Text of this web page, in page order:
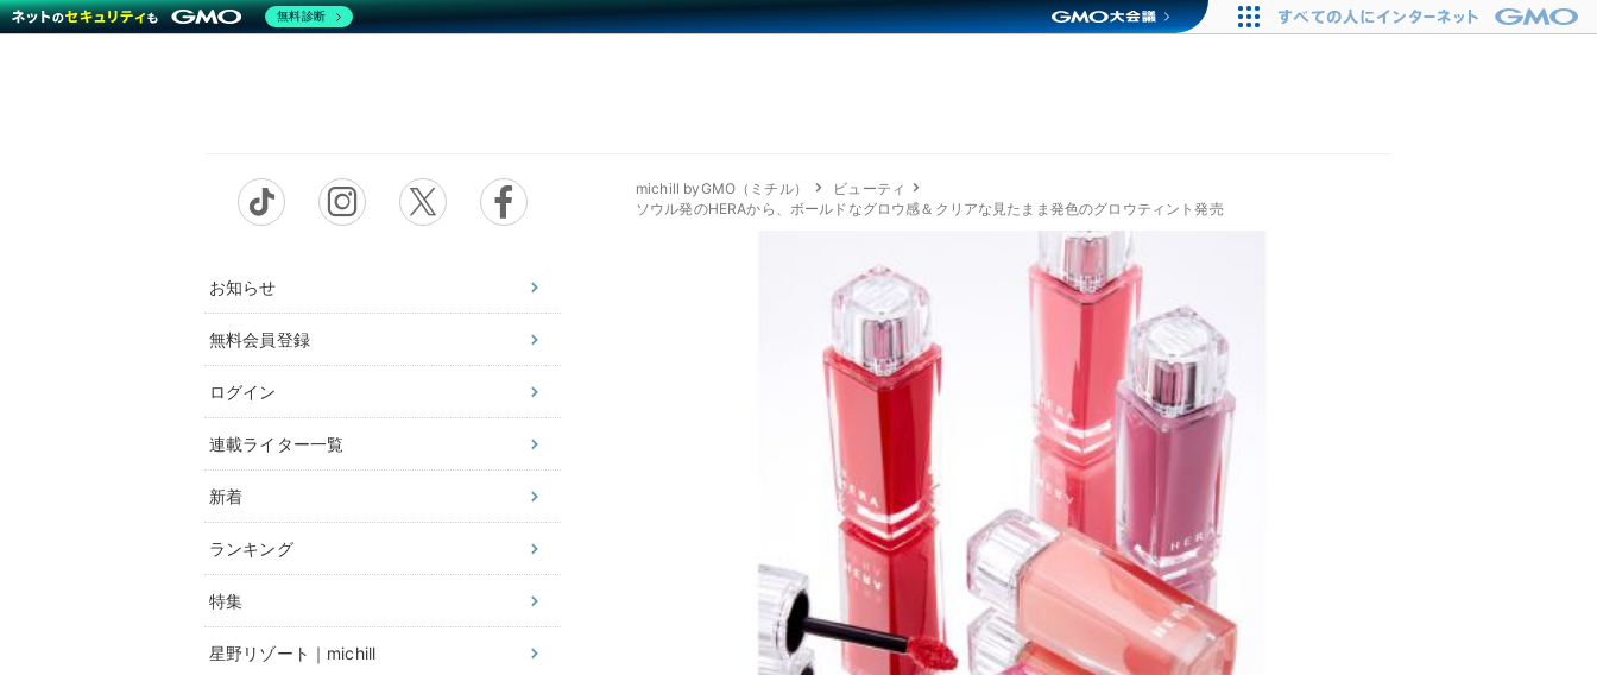
お知らせ
無料会員登録
ログイン
連載ライター一覧
新着
ランキング
特集
星野リゾート｜michill
michill byGMO（ミチル）
ビューティ
ソウル発のHERAから、ボールドなグロウ感＆クリアな見たまま発色のグロウティント発売
無料診断